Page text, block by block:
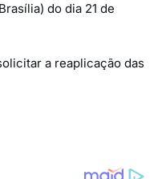
do dia 21 de
a reaplicação das